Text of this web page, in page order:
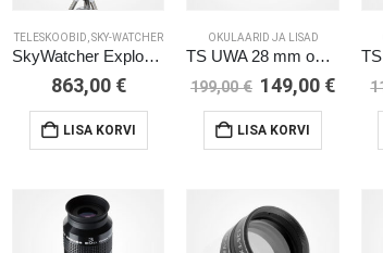
TELESKOOBID,SKY-WATCHER
SkyWatcher Explorer-200P EQ5
863,00 €
LISA KORVI
OKULAARID JA LISAD
TS UWA 28 mm okulaar
199,00€ Algne
hind
oli:
199,00 €.
149,00 €
LISA KORVI